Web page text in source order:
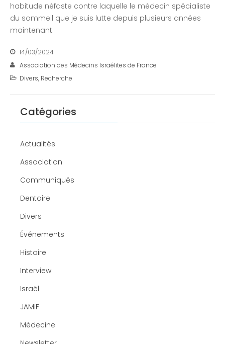
habitude néfaste contre laquelle le médecin spécialiste
du sommeil que je suis lutte depuis plusieurs années
maintenant.
14/03/2024
Association des Médecins Israélites de France
Divers, Recherche
Catégories
Actualités
Association
Communiqués
Dentaire
Divers
Événements
Histoire
Interview
Israël
JAMIF
Médecine